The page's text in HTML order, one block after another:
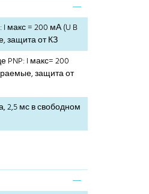
макс = 200 мА (U B
защита от КЗ
PNP: I макс= 200
защита от
2,5 мс в свободном